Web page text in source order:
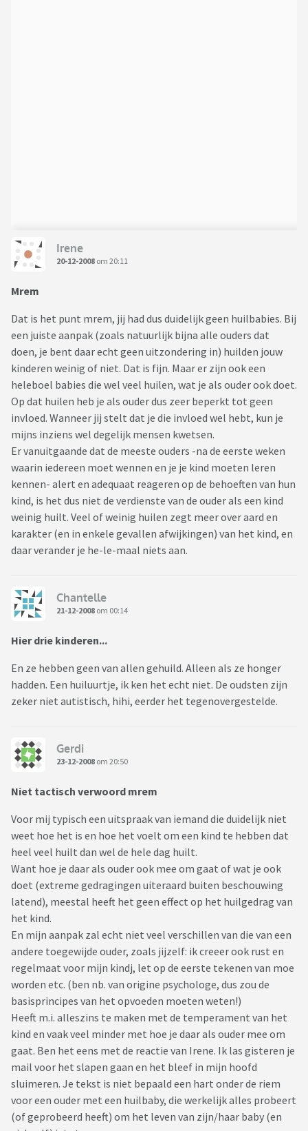
Irene
20-12-2008 om 20:11
Mrem
Dat is het punt mrem, jij had dus duidelijk geen huilbabies. Bij
een juiste aanpak (zoals natuurlijk bijna alle ouders dat
doen, je bent daar echt geen uitzondering in) huilden jouw
kinderen weinig of niet. Dat is fijn. Maar er zijn ook een
heleboel babies die wel veel huilen, wat je als ouder ook doet.
Op dat huilen heb je als ouder dus zeer beperkt tot geen
invloed. Wanneer jij stelt dat je die invloed wel hebt, kun je
mijns inziens wel degelijk mensen kwetsen.
Er vanuitgaande dat de meeste ouders -na de eerste weken
waarin iedereen moet wennen en je je kind moeten leren
kennen- alert en adequaat reageren op de behoeften van hun
kind, is het dus niet de verdienste van de ouder als een kind
weinig huilt. Veel of weinig huilen zegt meer over aard en
karakter (en in enkele gevallen afwijkingen) van het kind, en
daar verander je he-le-maal niets aan.
Chantelle
21-12-2008 om 00:14
Hier drie kinderen...
En ze hebben geen van allen gehuild. Alleen als ze honger
hadden. Een huiluurtje, ik ken het echt niet. De oudsten zijn
zeker niet autistisch, hihi, eerder het tegenovergestelde.
Gerdi
23-12-2008 om 20:50
Niet tactisch verwoord mrem
Voor mij typisch een uitspraak van iemand die duidelijk niet
weet hoe het is en hoe het voelt om een kind te hebben dat
heel veel huilt dan wel de hele dag huilt.
Want hoe je daar als ouder ook mee om gaat of wat je ook
doet (extreme gedragingen uiteraard buiten beschouwing
latend), meestal heeft het geen effect op het huilgedrag van
het kind.
En mijn aanpak zal echt niet veel verschillen van die van een
andere toegewijde ouder, zoals jijzelf: ik creeer ook rust en
regelmaat voor mijn kindj, let op de eerste tekenen van moe
worden etc. (ben nb. van origine psychologe, dus zou de
basisprincipes van het opvoeden moeten weten!)
Heeft m.i. alleszins te maken met de temperament van het
kind en vaak veel minder met hoe je daar als ouder mee om
gaat. Ben het eens met de reactie van Irene. Ik las gisteren je
mail voor het slapen gaan en het bleef in mijn hoofd
sluimeren. Je tekst is niet bepaald een hart onder de riem
voor een ouder met een huilbaby, die werkelijk alles probeert
(of geprobeerd heeft) om het leven van zijn/haar baby (en